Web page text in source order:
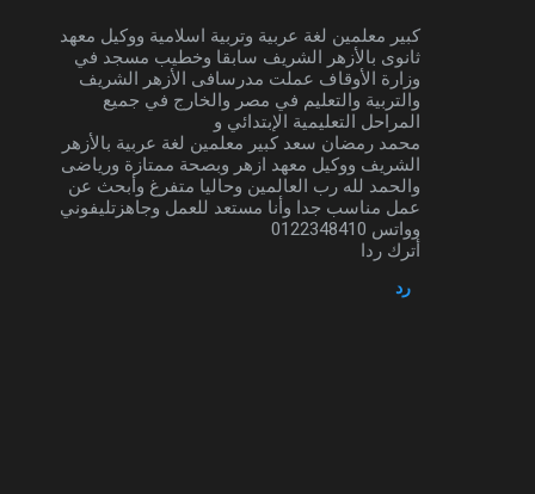
كبير معلمين لغة عربية وتربية اسلامية ووكيل معهد
ثانوى بالأزهر الشريف سابقا وخطيب مسجد في
وزارة الأوقاف عملت مدرسافى الأزهر الشريف
والتربية والتعليم في مصر والخارج في جميع
المراحل التعليمية الإبتدائي و
محمد رمضان سعد كبير معلمين لغة عربية بالأزهر
الشريف ووكيل معهد ازهر وبصحة ممتازة ورياضى
والحمد لله رب العالمين وحاليا متفرغ وأبحث عن
عمل مناسب جدا وأنا مستعد للعمل وجاهزتليفوني
وواتس 0122348410
أترك ردا